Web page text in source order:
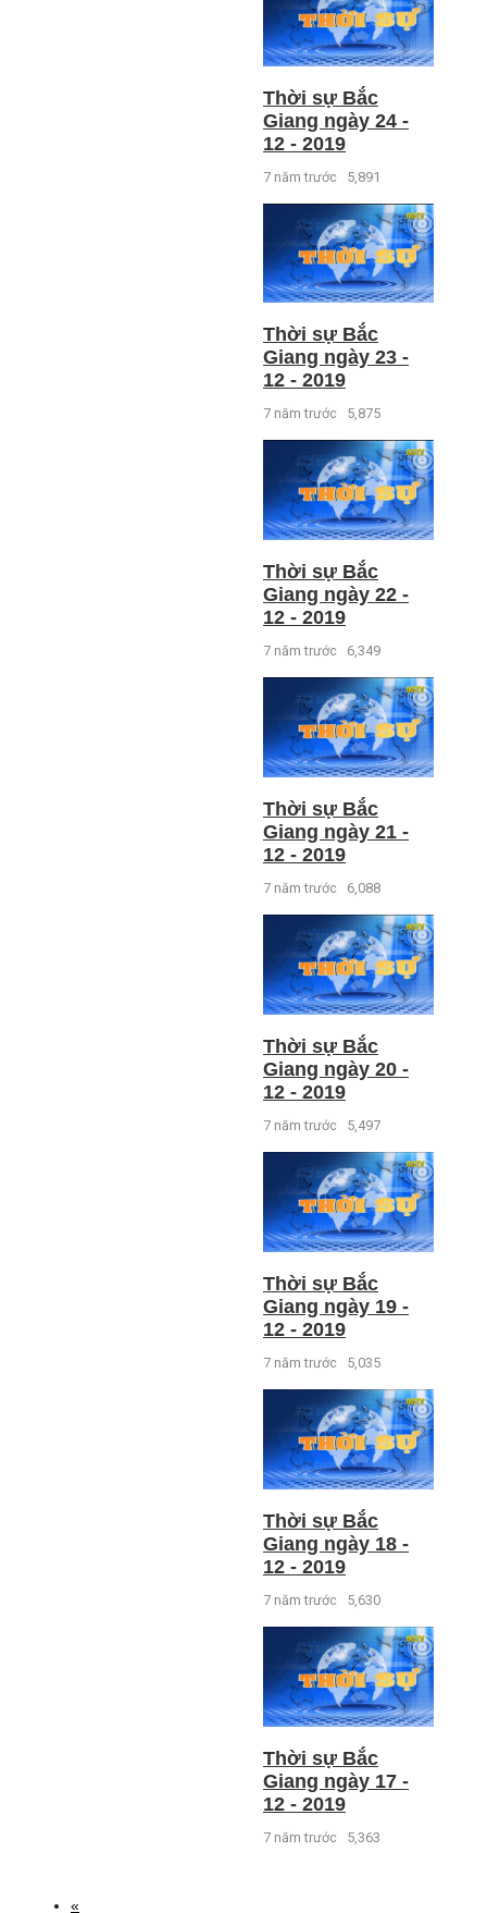
Thời sự Bắc
Giang ngày 24 -
12 - 2019
7 năm trước 5,891
Thời sự Bắc
Giang ngày 23 -
12 - 2019
7 năm trước 5,875
Thời sự Bắc
Giang ngày 22 -
12 - 2019
7 năm trước 6,349
Thời sự Bắc
Giang ngày 21 -
12 - 2019
7 năm trước 6,088
Thời sự Bắc
Giang ngày 20 -
12 - 2019
7 năm trước 5,497
Thời sự Bắc
Giang ngày 19 -
12 - 2019
7 năm trước 5,035
Thời sự Bắc
Giang ngày 18 -
12 - 2019
7 năm trước 5,630
Thời sự Bắc
Giang ngày 17 -
12 - 2019
7 năm trước 5,363
«